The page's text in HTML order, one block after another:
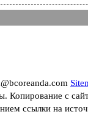
Копирование с
ссылки на